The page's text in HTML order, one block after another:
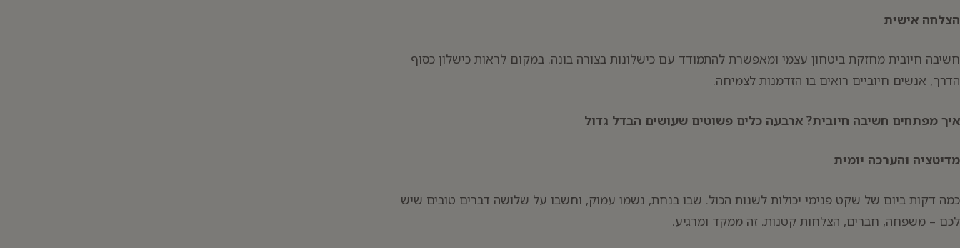
הצלחה אישית
חשיבה חיובית מחזקת ביטחון עצמי ומאפשרת להתמודד עם כישלונות בצורה בונה. במקום לראות כישלון כסוף
הדרך, אנשים חיוביים רואים בו הזדמנות לצמיחה.
איך מפתחים חשיבה חיובית? ארבעה כלים פשוטים שעושים הבדל גדול
מדיטציה והערכה יומית
כמה דקות ביום של שקט פנימי יכולות לשנות הכול. שבו בנחת, נשמו עמוק, וחשבו על שלושה דברים טובים שיש
לכם – משפחה, חברים, הצלחות קטנות. זה ממקד ומרגיע.